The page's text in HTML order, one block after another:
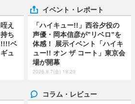
え
ち
!!!!ベ
ュ
イベント・レポート
「ハイキュー!!」西谷夕役の
声優・岡本信彦が”リベロ”を
体感！ 展示イベント「ハイキ
ュー!! オン ザ コート」東京会
場が開幕
2026.8.7(金) 18:20
コラム・レビュー